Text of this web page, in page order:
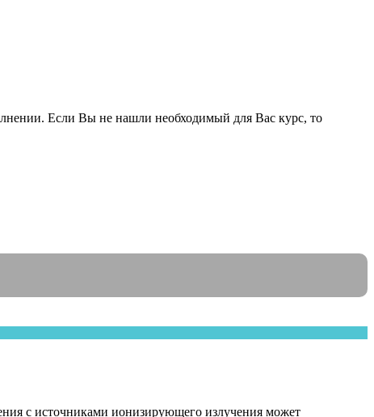
Если Вы не нашли необходимый для Вас курс, то
с источниками ионизирующего излучения может